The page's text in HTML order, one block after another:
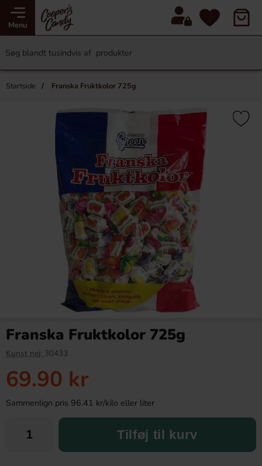
Menu
Startside Franska Fruktkolor 725g
Franska Fruktkolor 725g
Kunst nej: 30433
69.90 kr
Sammenlign pris 96.41 kr/kilo eller liter
Tilføj til kurv